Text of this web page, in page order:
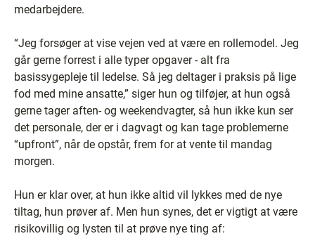
medarbejdere.
“Jeg forsøger at vise vejen ved at være en rollemodel. Jeg
går gerne forrest i alle typer opgaver - alt fra
basissygepleje til ledelse. Så jeg deltager i praksis på lige
fod med mine ansatte,” siger hun og tilføjer, at hun også
gerne tager aften- og weekendvagter, så hun ikke kun ser
det personale, der er i dagvagt og kan tage problemerne
“upfront”, når de opstår, frem for at vente til mandag
morgen.
Hun er klar over, at hun ikke altid vil lykkes med de nye
tiltag, hun prøver af. Men hun synes, det er vigtigt at være
risikovillig og lysten til at prøve nye ting af: